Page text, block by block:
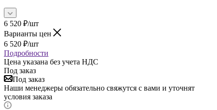
6 520 ₽/шт
Варианты цен
6 520 ₽/шт
Подробности
Цена указана без учета НДС
Под заказ
Под заказ
Наши менеджеры обязательно свяжутся с вами и уточнят
условия заказа